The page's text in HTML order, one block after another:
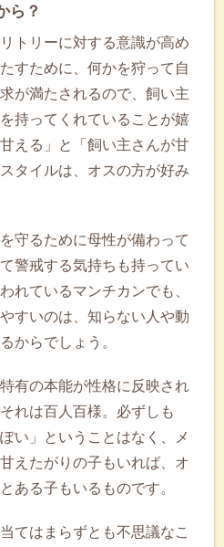
ら？
トリーに対する意識が高め
すために、何かを狩って自
が満たされるので、飼い主
持ってくれていることが嬉
える」と「飼い主さんが甘
タイルは、オスの方が好み
守るために母性が備わって
警戒する気持ちも持ってい
れているマンチカンでも、
すいのは、知らない人や動
からでしょう。
有の本能が性格に反映され
れは百人百様。必ずしも
い」ということはなく、メ
えたがりの子もいれば、オ
ある子もいるものです。
てはまらずとも不思議なこ